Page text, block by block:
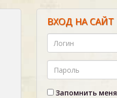
ВХОД НА САЙТ
Запомнить меня